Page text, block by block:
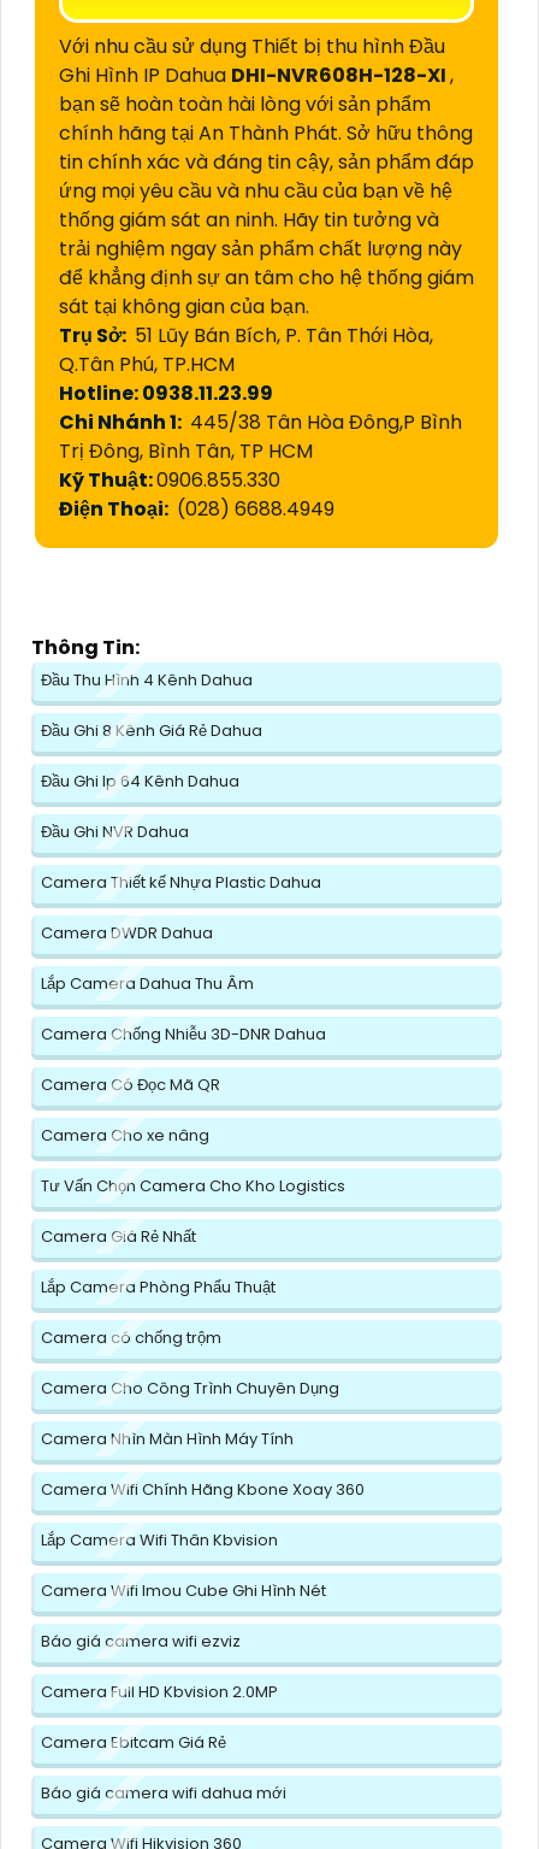
Với nhu cầu sử dụng Thiết bị thu hình Đầu
Ghi Hình IP Dahua DHI-NVR608H-128-XI,
bạn sẽ hoàn toàn hài lòng với sản phẩm
chính hãng tại An Thành Phát. Sở hữu thông
tin chính xác và đáng tin cậy, sản phẩm đáp
ứng mọi yêu cầu và nhu cầu của bạn về hệ
thống giám sát an ninh. Hãy tin tưởng và
trải nghiệm ngay sản phẩm chất lượng này
để khẳng định sự an tâm cho hệ thống giám
sát tại không gian của bạn.
Trụ Sở: 51 Lũy Bán Bích, P. Tân Thới Hòa,
Q.Tân Phú, TP.HCM
Hotline: 0938.11.23.99
Chi Nhánh 1: 445/38 Tân Hòa Đông,P Bình
Trị Đông, Bình Tân, TP HCM
Kỹ Thuật:0906.855.330
Điện Thoại: (028) 6688.4949
Thông Tin:
Đầu Thu Hình 4 Kênh Dahua
Đầu Ghi 8 Kênh Giá Rẻ Dahua
Đầu Ghi Ip 64 Kênh Dahua
Đầu Ghi NVR Dahua
Camera Thiết kế Nhựa Plastic Dahua
Camera DWDR Dahua
Lắp Camera Dahua Thu Âm
Camera Chống Nhiễu 3D-DNR Dahua
Camera Có Đọc Mã QR
Camera Cho xe nâng
Tư Vấn Chọn Camera Cho Kho Logistics
Camera Giá Rẻ Nhất
Lắp Camera Phòng Phẩu Thuật
Camera có chống trộm
Camera Cho Công Trình Chuyên Dụng
Camera Nhìn Màn Hình Máy Tính
Camera Wifi Chính Hãng Kbone Xoay 360
Lắp Camera Wifi Thân Kbvision
Camera Wifi Imou Cube Ghi Hình Nét
Báo giá camera wifi ezviz
Camera Full HD Kbvision 2.0MP
Camera Ebitcam Giá Rẻ
Báo giá camera wifi dahua mới
Camera Wifi Hikvision 360